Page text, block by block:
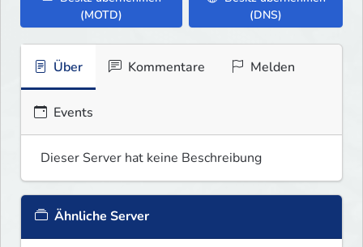
(MOTD)
(DNS)
Über Kommentare Melden
Events
Dieser Server hat keine Beschreibung
Ähnliche Server